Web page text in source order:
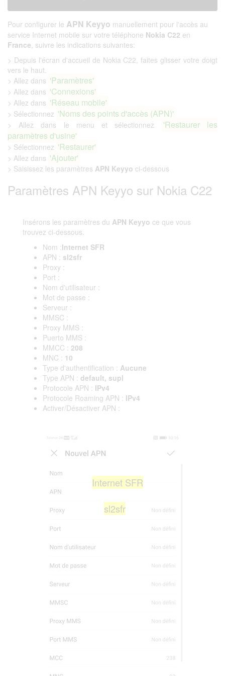
Pour configurer le APN Keyyo manuellement pour l'accès au
service Internet mobile sur votre téléphone Nokia C22 en
France, suivre les indications suivantes:
> Depuis l'écran d'accueil de Nokia C22, faites glisser votre doigt
vers le haut.
> Allez dans 'Paramètres'
> Allez dans 'Connexions'
> Allez dans 'Réseau mobile'
> Sélectionnez 'Noms des points d'accès (APN)'
> Allez dans le menu et sélectionnez
'Restaurer les
paramètres d'usine'
> Sélectionnez 'Restaurer'
> Allez dans 'Ajouter'
> Saisissez les paramètres APN Keyyo ci-dessous
Paramètres APN Keyyo sur Nokia C22
Insérons les paramètres du APN Keyyo ce que vous
trouvez ci-dessous.
Nom :Internet SFR
APN : sl2sfr
Proxy :
Port :
Nom d'utilisateur :
Mot de passe :
Serveur :
MMSC :
Proxy MMS :
Puerto MMS :
MMCC : 208
MNC : 10
Type d'authentification : Aucune
Type APN : default, supl
Protocole APN : IPv4
Protocole Roaming APN : IPv4
Activer/Désactiver APN :
sl2sfr
Internet SFR